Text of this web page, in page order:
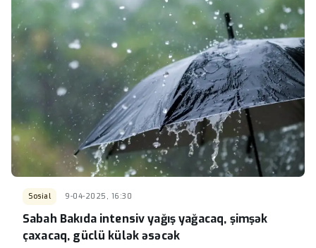
Sosial 9-04-2025, 16:30
Sabah Bakıda intensiv yağış yağacaq, şimşək
çaxacaq, güclü külək əsəcək